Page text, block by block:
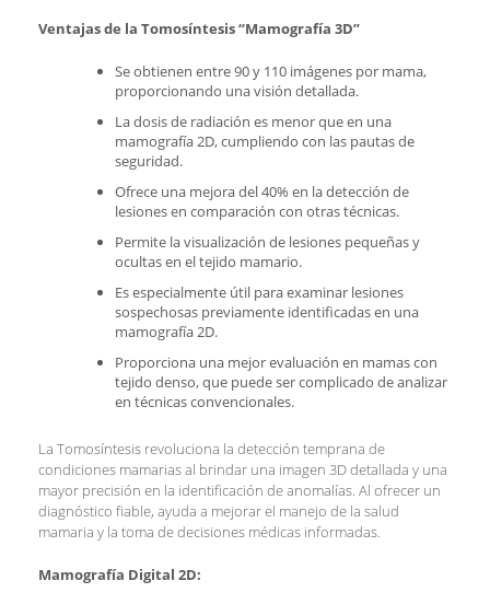
Ventajas de la Tomosíntesis “Mamografía 3D”
Se obtienen entre 90 y 110 imágenes por mama,
proporcionando una visión detallada.
La dosis de radiación es menor que en una
mamografía 2D, cumpliendo con las pautas de
seguridad.
Ofrece una mejora del 40% en la detección de
lesiones en comparación con otras técnicas.
Permite la visualización de lesiones pequeñas y
ocultas en el tejido mamario.
Es especialmente útil para examinar lesiones
sospechosas previamente identificadas en una
mamografía 2D.
Proporciona una mejor evaluación en mamas con
tejido denso, que puede ser complicado de analizar
en técnicas convencionales.
La Tomosíntesis revoluciona la detección temprana de
condiciones mamarias al brindar una imagen 3D detallada y una
mayor precisión en la identificación de anomalías. Al ofrecer un
diagnóstico fiable, ayuda a mejorar el manejo de la salud
mamaria y la toma de decisiones médicas informadas.
Mamografía Digital 2D: